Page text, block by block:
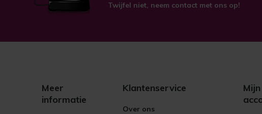
Twijfel niet, neem contact met ons op!
Meer
informatie
Klantenservice
Over ons
Mijn